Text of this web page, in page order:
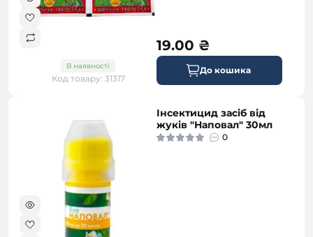
В наявності
Код товару: 31317
19.00 ₴
До кошика
Інсектицид засіб від
жуків "Наповал" 30мл
0